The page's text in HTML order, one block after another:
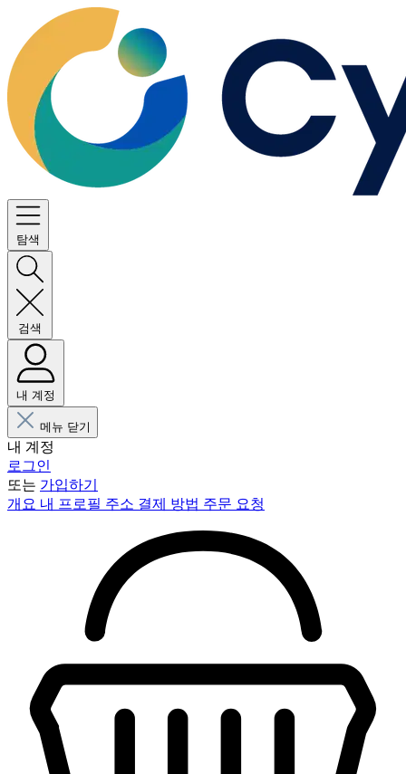
탐색
검색
내 계정
메뉴 닫기
내 계정
로그인
또는 가입하기
개요 내 프로필 주소 결제 방법 주문 요청